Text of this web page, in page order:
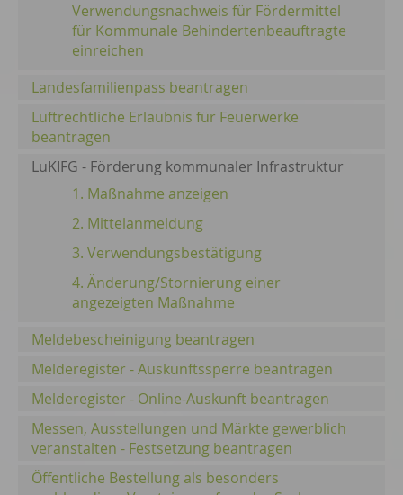
Verwendungsnachweis für Fördermittel
für Kommunale Behindertenbeauftragte
einreichen
Landesfamilienpass beantragen
Luftrechtliche Erlaubnis für Feuerwerke
beantragen
LuKIFG - Förderung kommunaler Infrastruktur
1. Maßnahme anzeigen
2. Mittelanmeldung
3. Verwendungsbestätigung
4. Änderung/Stornierung einer
angezeigten Maßnahme
Meldebescheinigung beantragen
Melderegister - Auskunftssperre beantragen
Melderegister - Online-Auskunft beantragen
Messen, Ausstellungen und Märkte gewerblich
veranstalten - Festsetzung beantragen
Öffentliche Bestellung als besonders